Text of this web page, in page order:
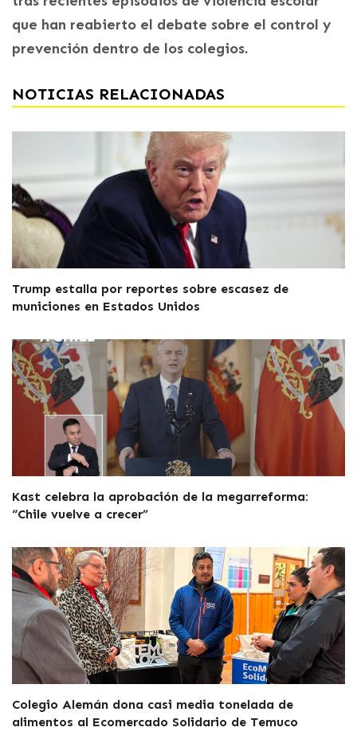
que han reabierto el debate sobre el control y
prevención dentro de los colegios.
NOTICIAS RELACIONADAS
Trump estalla por reportes sobre escasez de
municiones en Estados Unidos
Kast celebra la aprobación de la megarreforma:
“Chile vuelve a crecer”
Colegio Alemán dona casi media tonelada de
alimentos al Ecomercado Solidario de Temuco